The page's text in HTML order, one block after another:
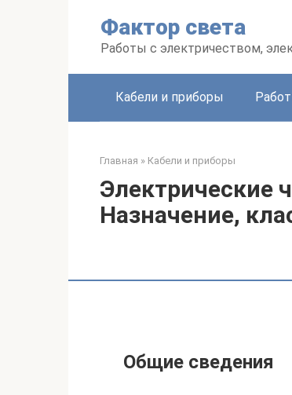
Фактор света
Работы с электричеством,
Кабели и приборы
Главная » Кабели и приборы
Электрические
Назначение,
Общие сведения